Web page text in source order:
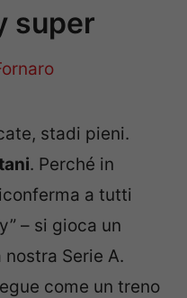
super
stadi pieni.
. Perché in
a tutti
– si gioca un
Serie A.
come un treno